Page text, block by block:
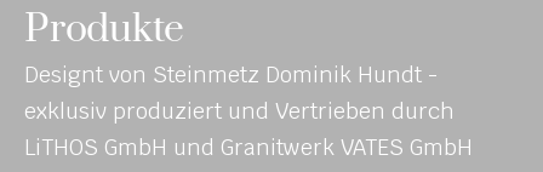
INE-
KAT
ALO
G
MATERIALIEN
STEINMETZFINDER
3D-KONFIGURATOR
DOWNLOADS
Produkte
Designt von Steinmetz Dominik Hundt -
exklusiv produziert und Vertrieben durch
LiTHOS GmbH und Granitwerk VATES GmbH